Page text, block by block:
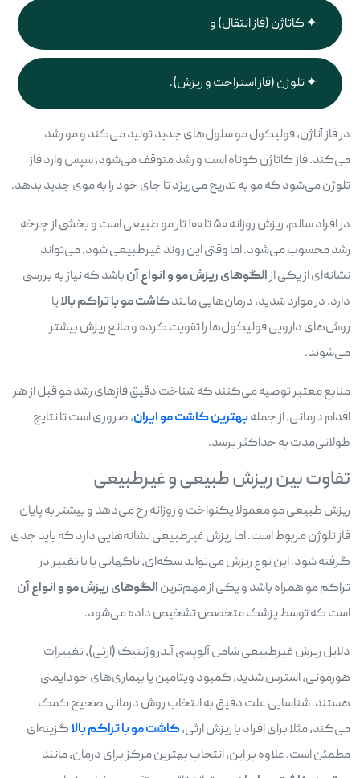
کاتاژن (فاز انتقال) و
تلوژن (فاز استراحت و ریزش).
در فاز آناژن، فولیکول مو سلول‌های جدید تولید می‌کند و مو رشد
می‌کند. فاز کاتاژن کوتاه است و رشد متوقف می‌شود، سپس وارد فاز
تلوژن می‌شود که مو به تدریج می‌ریزد تا جای خود را به موی جدید بدهد.
در افراد سالم، ریزش روزانه ۵۰ تا ۱۰۰ تار مو طبیعی است و بخشی از چرخه
رشد محسوب می‌شود. اما وقتی این روند غیرطبیعی شود، می‌تواند
نشانه‌ای از یکی ازالگوهای ریزش مو و انواع آنباشد که نیاز به بررسی
دارد. در موارد شدید، درمان‌هایی مانندکاشت مو با تراکم بالایا
روش‌های دارویی فولیکول‌ها را تقویت کرده و مانع ریزش بیشتر
می‌شوند.
منابع معتبر توصیه می‌کنند که شناخت دقیق فازهای رشد مو قبل از هر
اقدام درمانی، از جملهبهترین کاشت مو ایران، ضروری است تا نتایج
طولانی‌مدت به حداکثر برسد.
تفاوت بین ریزش طبیعی و غیرطبیعی
ریزش طبیعی مو معمولا یکنواخت و روزانه رخ می‌دهد و بیشتر به پایان
فاز تلوژن مربوط است. اما ریزش غیرطبیعی نشانه‌هایی دارد که باید جدی
گرفته شود. این نوع ریزش می‌تواند سکه‌ای، ناگهانی یا با تغییر در
تراکم مو همراه باشد و یکی از مهم‌ترینالگوهای ریزش مو و انواع آن
است که توسط پزشک متخصص تشخیص داده می‌شود.
دلایل ریزش غیرطبیعی شامل آلوپسی آندروژنتیک (ارثی)، تغییرات
هورمونی، استرس شدید، کمبود ویتامین یا بیماری‌های خودایمنی
هستند. شناسایی علت دقیق به انتخاب روش درمانی صحیح کمک
می‌کند، مثلا برای افراد با ریزش ارثی،کاشت مو با تراکم بالاگزینه‌ای
مطمئن است. علاوه بر این، انتخاب بهترین مرکز برای درمان، مانند